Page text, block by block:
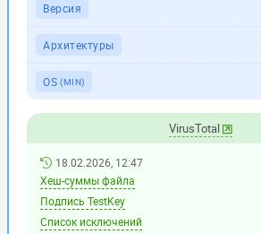
Версия
Архитектуры
OS (MIN)
VirusTotal
18.02.2026, 12:47
Хеш-суммы файла
Подпись TestKey
Список исключений